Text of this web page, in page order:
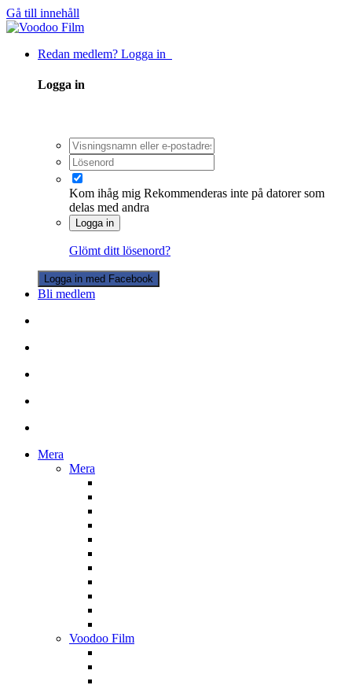
Gå till innehåll
Redan medlem? Logga in
Logga in
Kom ihåg mig Rekommenderas inte på datorer som
delas med andra
Logga in
Glömt ditt lösenord?
Logga in med Facebook
Bli medlem
Mera
Mera
Voodoo Film